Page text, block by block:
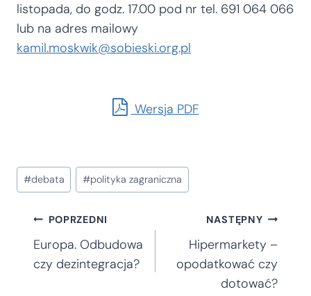
listopada, do godz. 17.00 pod nr tel. 691 064 066
lub na adres mailowy
kamil.moskwik@sobieski.org.pl
Wersja PDF
Tagi
wpisu:
#debata #polityka zagraniczna
Nawigacja
wpisu
POPRZEDNI
Europa. Odbudowa
czy dezintegracja?
NASTĘPNY
Hipermarkety –
opodatkować czy
dotować?